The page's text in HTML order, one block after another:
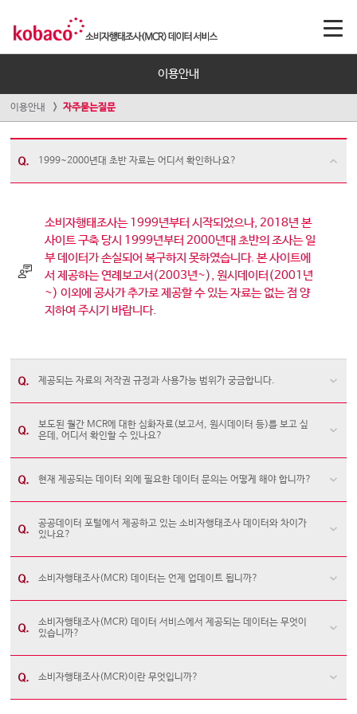
이용안내
이용안내 자주묻는질문
1999~2000년대 초반 자료는 어디서 확인하나요?
소비자행태조사는 1999년부터 시작되었으나, 2018년 본
사이트 구축 당시 1999년부터 2000년대 초반의 조사는 일
부 데이터가 손실되어 복구하지 못하였습니다. 본 사이트에
서 제공하는 연례보고서(2003년~), 원시데이터(2001년
~) 이외에 공사가 추가로 제공할 수 있는 자료는 없는 점 양
지하여 주시기 바랍니다.
제공되는 자료의 저작권 규정과 사용가능 범위가 궁금합니다.
보도된 월간 MCR에 대한 심화자료(보고서, 원시데이터 등)를 보고 싶
은데, 어디서 확인할 수 있나요?
현재 제공되는 데이터 외에 필요한 데이터 문의는 어떻게 해야 합니까?
공공데이터 포털에서 제공하고 있는 소비자행태조사 데이터와 차이가
있나요?
소비자행태조사(MCR) 데이터는 언제 업데이트 됩니까?
소비자행태조사(MCR) 데이터 서비스에서 제공되는 데이터는 무엇이
있습니까?
소비자행태조사(MCR)이란 무엇입니까?